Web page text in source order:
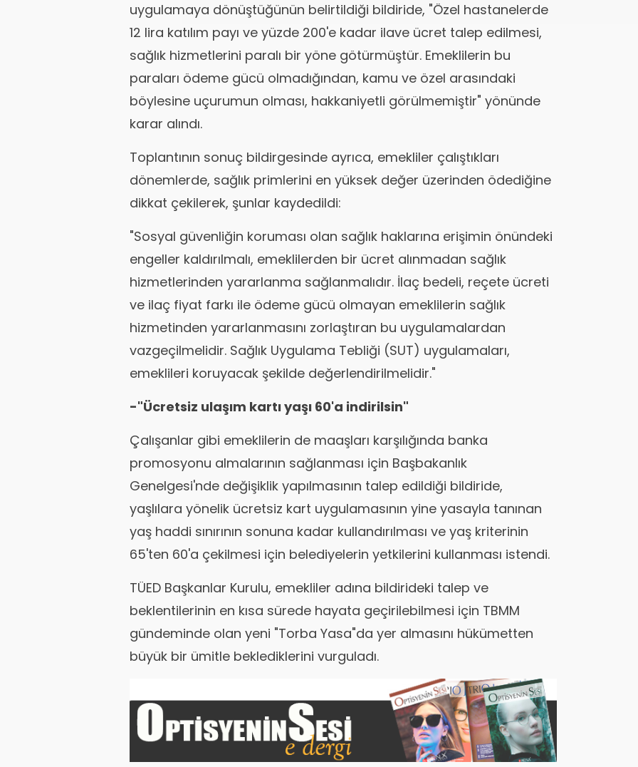
uygulamaya dönüştüğünün belirtildiği bildiride, "Özel hastanelerde
12 lira katılım payı ve yüzde 200'e kadar ilave ücret talep edilmesi,
sağlık hizmetlerini paralı bir yöne götürmüştür. Emeklilerin bu
paraları ödeme gücü olmadığından, kamu ve özel arasındaki
böylesine uçurumun olması, hakkaniyetli görülmemiştir" yönünde
karar alındı.
Toplantının sonuç bildirgesinde ayrıca, emekliler çalıştıkları
dönemlerde, sağlık primlerini en yüksek değer üzerinden ödediğine
dikkat çekilerek, şunlar kaydedildi:
"Sosyal güvenliğin koruması olan sağlık haklarına erişimin önündeki
engeller kaldırılmalı, emeklilerden bir ücret alınmadan sağlık
hizmetlerinden yararlanma sağlanmalıdır. İlaç bedeli, reçete ücreti
ve ilaç fiyat farkı ile ödeme gücü olmayan emeklilerin sağlık
hizmetinden yararlanmasını zorlaştıran bu uygulamalardan
vazgeçilmelidir. Sağlık Uygulama Tebliği (SUT) uygulamaları,
emeklileri koruyacak şekilde değerlendirilmelidir."
-"Ücretsiz ulaşım kartı yaşı 60'a indirilsin"
Çalışanlar gibi emeklilerin de maaşları karşılığında banka
promosyonu almalarının sağlanması için Başbakanlık
Genelgesi'nde değişiklik yapılmasının talep edildiği bildiride,
yaşlılara yönelik ücretsiz kart uygulamasının yine yasayla tanınan
yaş haddi sınırının sonuna kadar kullandırılması ve yaş kriterinin
65'ten 60'a çekilmesi için belediyelerin yetkilerini kullanması istendi.
TÜED Başkanlar Kurulu, emekliler adına bildirideki talep ve
beklentilerinin en kısa sürede hayata geçirilebilmesi için TBMM
gündeminde olan yeni "Torba Yasa"da yer almasını hükümetten
büyük bir ümitle beklediklerini vurguladı.